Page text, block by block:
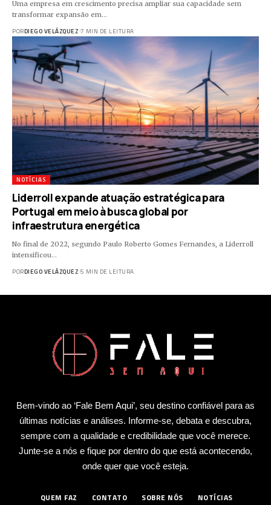
Uma empresa em crescimento precisa ampliar sua capacidade sem
transformar expansão em…
PORDIEGO VELÁZQUEZ 7 MIN DE LEITURA
NOTÍCIAS
Liderroll expande atuação estratégica para
Portugal em meio à busca global por
infraestrutura energética
No final de 2022, segundo Paulo Roberto Gomes Fernandes, a Liderroll
intensificou…
PORDIEGO VELÁZQUEZ 5 MIN DE LEITURA
Bem-vindo ao ‘Fale Bem Aqui’, seu destino confiável para as
últimas notícias e análises. Informe-se, debata e descubra,
sempre com a qualidade e credibilidade que você merece.
Junte-se a nós e fique por dentro do que está acontecendo,
onde quer que você esteja.
QUEM FAZ CONTATO SOBRE NÓS NOTÍCIAS